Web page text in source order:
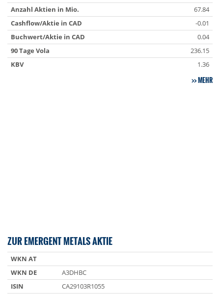
Anzahl Aktien in Mio.
67.84
Cashflow/Aktie in CAD
-0.01
Buchwert/Aktie in CAD
0.04
90 Tage Vola
236.15
KBV
1.36
MEHR
ZUR EMERGENT METALS AKTIE
WKN AT
WKN DE
A3DHBC
ISIN
CA29103R1055